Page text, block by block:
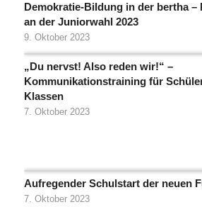
Demokratie-Bildung in der bertha –
an der Juniorwahl 2023
9. Oktober 2023
„Du nervst! Also reden wir!“ –
Kommunikationstraining für
Klassen
7. Oktober 2023
Aufregender Schulstart der neuen
7. Oktober 2023